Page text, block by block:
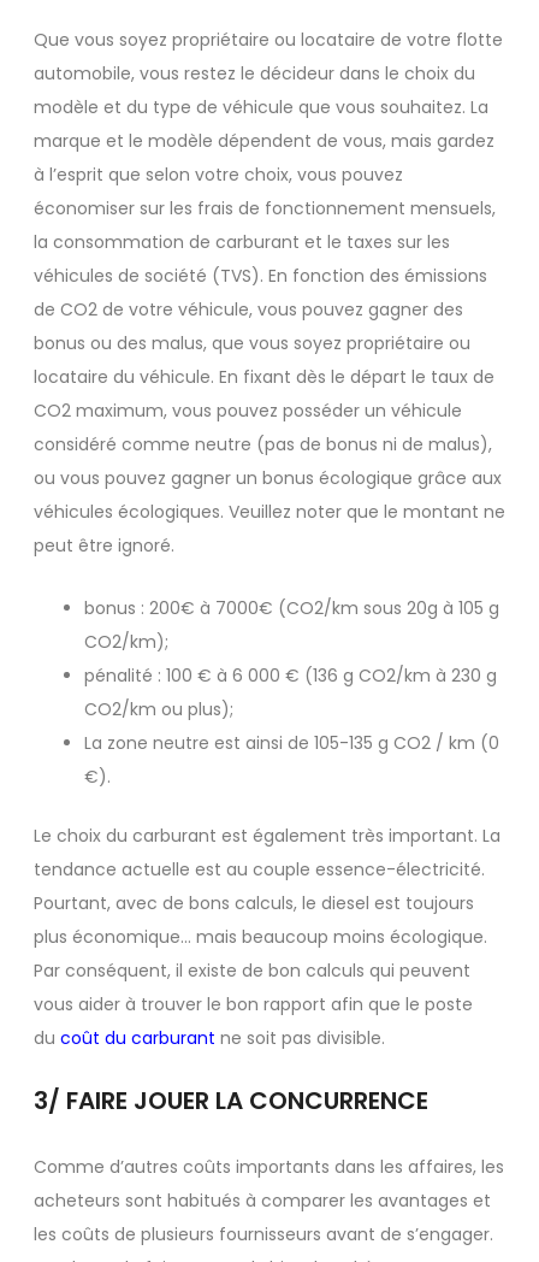
Que vous soyez propriétaire ou locataire de votre flotte
automobile, vous restez le décideur dans le choix du
modèle et du type de véhicule que vous souhaitez. La
marque et le modèle dépendent de vous, mais gardez
à l’esprit que selon votre choix, vous pouvez
économiser sur les frais de fonctionnement mensuels,
la consommation de carburant et le taxes sur les
véhicules de société (TVS). En fonction des émissions
de CO2 de votre véhicule, vous pouvez gagner des
bonus ou des malus, que vous soyez propriétaire ou
locataire du véhicule. En fixant dès le départ le taux de
CO2 maximum, vous pouvez posséder un véhicule
considéré comme neutre (pas de bonus ni de malus),
ou vous pouvez gagner un bonus écologique grâce aux
véhicules écologiques. Veuillez noter que le montant ne
peut être ignoré.
bonus : 200€ à 7000€ (CO2/km sous 20g à 105 g
CO2/km);
pénalité : 100 € à 6 000 € (136 g CO2/km à 230 g
CO2/km ou plus);
La zone neutre est ainsi de 105-135 g CO2 / km (0
€).
Le choix du carburant est également très important. La
tendance actuelle est au couple essence-électricité.
Pourtant, avec de bons calculs, le diesel est toujours
plus économique… mais beaucoup moins écologique.
Par conséquent, il existe de bon calculs qui peuvent
vous aider à trouver le bon rapport afin que le poste
du coût du carburant ne soit pas divisible.
3/ FAIRE JOUER LA CONCURRENCE
Comme d’autres coûts importants dans les affaires, les
acheteurs sont habitués à comparer les avantages et
les coûts de plusieurs fournisseurs avant de s’engager.